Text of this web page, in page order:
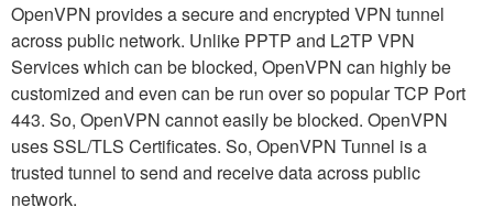
OpenVPN provides a secure and encrypted VPN tunnel
across public network. Unlike PPTP and L2TP VPN
Services which can be blocked, OpenVPN can highly be
customized and even can be run over so popular TCP Port
443. So, OpenVPN cannot easily be blocked. OpenVPN
uses SSL/TLS Certificates. So, OpenVPN Tunnel is a
trusted tunnel to send and receive data across public
network.